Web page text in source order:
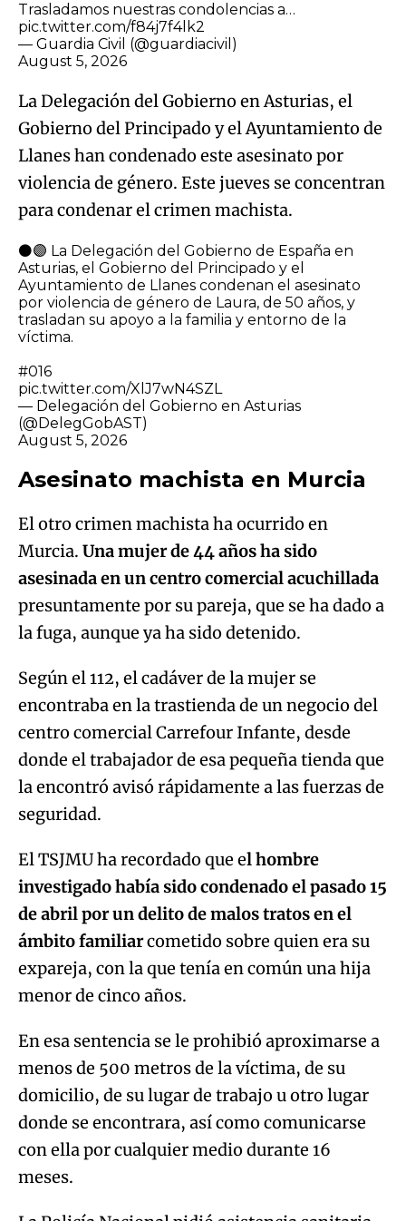
Trasladamos nuestras condolencias a…
pic.twitter.com/f84j7f4lk2
— Guardia Civil (@guardiacivil)
August 5, 2026
La Delegación del Gobierno en Asturias, el
Gobierno del Principado y el Ayuntamiento de
Llanes han condenado este asesinato por
violencia de género. Este jueves se concentran
para condenar el crimen machista.
⚫️🟣 La Delegación del Gobierno de España en
Asturias, el Gobierno del Principado y el
Ayuntamiento de Llanes condenan el asesinato
por violencia de género de Laura, de 50 años, y
trasladan su apoyo a la familia y entorno de la
víctima.
#016
pic.twitter.com/XlJ7wN4SZL
— Delegación del Gobierno en Asturias
(@DelegGobAST)
August 5, 2026
Asesinato machista en Murcia
El otro crimen machista ha ocurrido en
Murcia. Una mujer de 44 años ha sido
asesinada en un centro comercial acuchillada
presuntamente por su pareja, que se ha dado a
la fuga, aunque ya ha sido detenido.
Según el 112, el cadáver de la mujer se
encontraba en la trastienda de un negocio del
centro comercial Carrefour Infante, desde
donde el trabajador de esa pequeña tienda que
la encontró avisó rápidamente a las fuerzas de
seguridad.
El TSJMU ha recordado que el hombre
investigado había sido condenado el pasado 15
de abril por un delito de malos tratos en el
ámbito familiarcometido sobre quien era su
expareja, con la que tenía en común una hija
menor de cinco años.
En esa sentencia se le prohibió aproximarse a
menos de 500 metros de la víctima, de su
domicilio, de su lugar de trabajo u otro lugar
donde se encontrara, así como comunicarse
con ella por cualquier medio durante 16
meses.